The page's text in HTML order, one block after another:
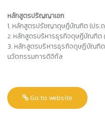
หลักสูตรปริญญาเอก
1. หลักสูตรปรัชญาดุษฎีบัณฑิต (ปร.
2. หลักสูตรบริหารธุรกิจดุษฎีบัณฑิต (
3. หลักสูตรบริหารธุรกิจดุษฎีบัณฑิต
นวัตกรรมการดิจิทัล
Go to website